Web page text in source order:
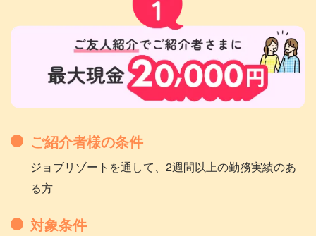
ご紹介者様の条件
ジョブリゾートを通して、2週間以上の勤務実績のあ
る方
対象条件